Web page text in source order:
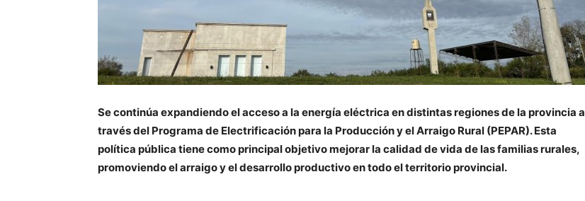
Se continúa expandiendo el acceso a la energía eléctrica en distintas regiones de la provincia a
través del Programa de Electrificación para la Producción y el Arraigo Rural (PEPAR). Esta
política pública tiene como principal objetivo mejorar la calidad de vida de las familias rurales,
promoviendo el arraigo y el desarrollo productivo en todo el territorio provincial.